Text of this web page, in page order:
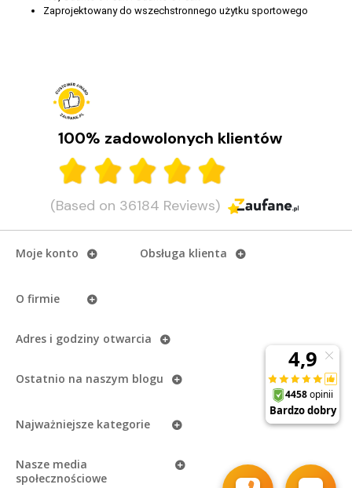
Zaprojektowany do wszechstronnego użytku sportowego
100% zadowolonych klientów
(Based on 36184 Reviews)
Moje konto
O firmie
Obsługa klienta
Adres i godziny otwarcia
Ostatnio na naszym blogu
Najważniejsze kategorie
Nasze media
społecznościowe